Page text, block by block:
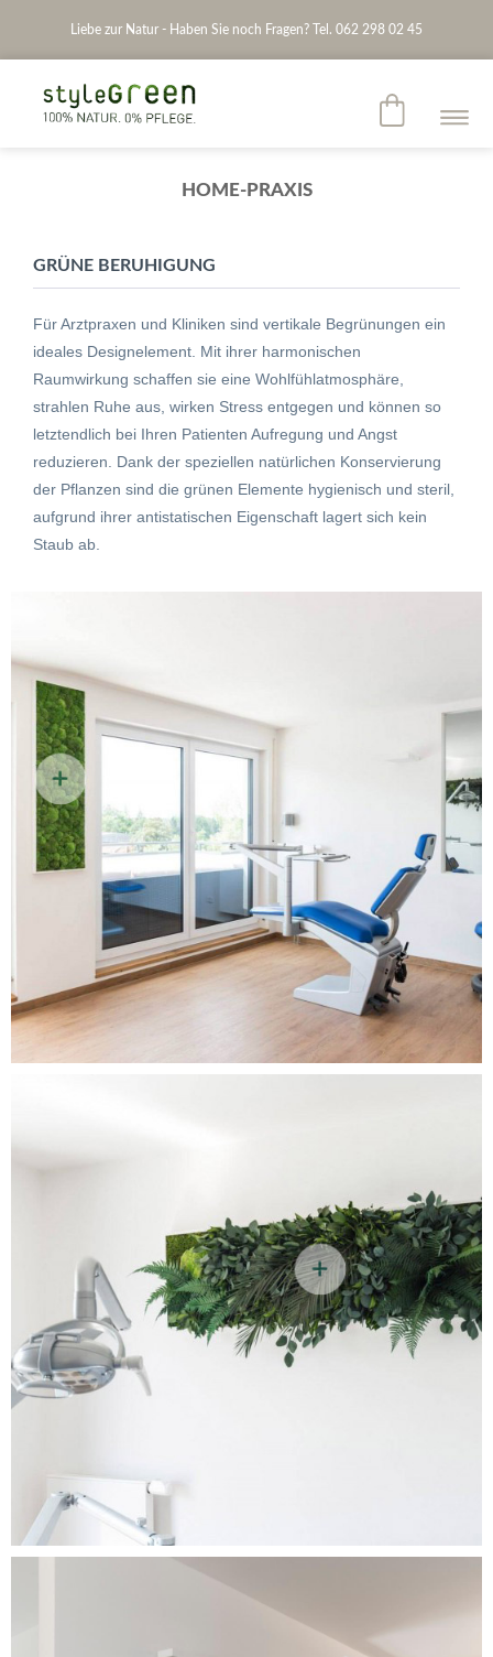
Liebe zur Natur - Haben Sie noch Fragen? Tel. 062 298 02 45
HOME-PRAXIS
GRÜNE BERUHIGUNG
Für Arztpraxen und Kliniken sind vertikale Begrünungen ein
ideales Designelement. Mit ihrer harmonischen
Raumwirkung schaffen sie eine Wohlfühlatmosphäre,
strahlen Ruhe aus, wirken Stress entgegen und können so
letztendlich bei Ihren Patienten Aufregung und Angst
reduzieren. Dank der speziellen natürlichen Konservierung
der Pflanzen sind die grünen Elemente hygienisch und steril,
aufgrund ihrer antistatischen Eigenschaft lagert sich kein
Staub ab.